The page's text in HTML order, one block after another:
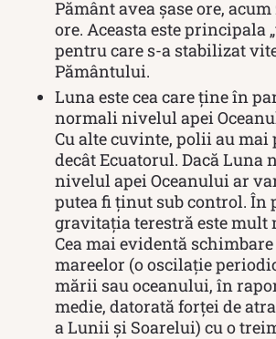
Pământ avea şase ore,
ore. Aceasta este principala
pentru care s-a stabilizat
Pământului.
Luna este cea care ține în
normali nivelul apei
Cu alte cuvinte, polii au mai
decât Ecuatorul. Dacă Luna
nivelul apei Oceanului ar
putea fi ținut sub control. În
gravitația terestră este mult
Cea mai evidentă
mareelor (o oscilație
mării sau oceanului, în
medie, datorată forței de
a Lunii și Soarelui) cu o